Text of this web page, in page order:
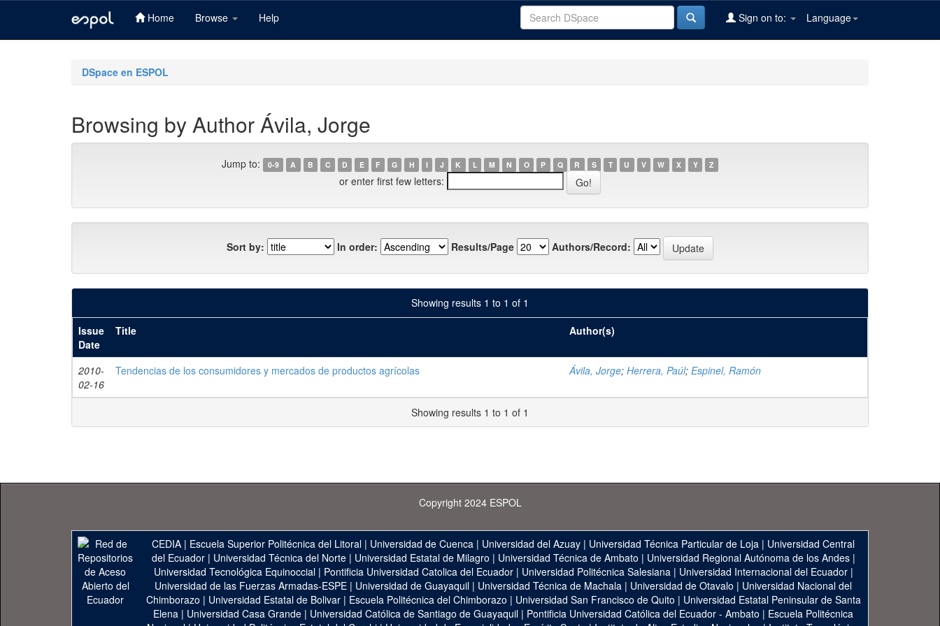
Home Browse Help Language
Sign on to:
DSpace en ESPOL
Browsing by Author Ávila, Jorge
Jump to: 0-9 A B C D E F G H I J K L M N O P Q R S T U V W X Y Z
or enter first few letters:
Sort by: In order: Results/Page Authors/Record:
Showing results 1 to 1 of 1
Issue
Date
Title Author(s)
2010-
02-16
Tendencias de los consumidores y mercados de productos agrícolas Ávila, Jorge; Herrera, Paúl; Espinel, Ramón
Showing results 1 to 1 of 1
Copyright 2024 ESPOL
CEDIA | Escuela Superior Politécnica del Litoral | Universidad de Cuenca | Universidad del Azuay | Universidad Técnica Particular de Loja | Universidad Central
del Ecuador| Universidad Técnica del Norte| Universidad Estatal de Milagro | Universidad Técnica de Ambato | Universidad Regional Autónoma de los Andes|
Universidad Tecnológica Equinoccial| Pontificia Universidad Catolica del Ecuador| Universidad Politécnica Salesiana| Universidad Internacional del Ecuador|
Universidad de las Fuerzas Armadas-ESPE | Universidad de Guayaquil | Universidad Técnica de Machala | Universidad de Otavalo | Universidad Nacional del
Chimborazo | Universidad Estatal de Bolivar| Escuela Politécnica del Chimborazo | Universidad San Francisco de Quito | Universidad Estatal Peninsular de Santa
Elena | Universidad Casa Grande | Universidad Católica de Santiago de Guayaquil | Pontificia Universidad Católica del Ecuador - Ambato | Escuela Politécnica